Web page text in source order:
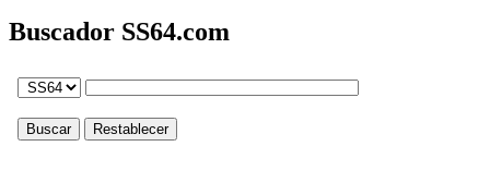
Buscador SS64.com